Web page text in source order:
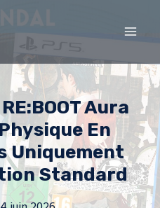
Aura
En
Uniquement
Standard